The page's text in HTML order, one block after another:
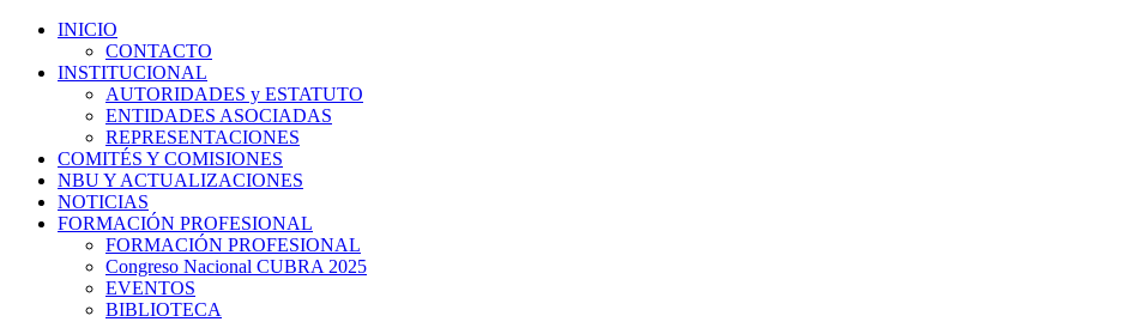
INICIO
CONTACTO
INSTITUCIONAL
AUTORIDADES y ESTATUTO
ENTIDADES ASOCIADAS
REPRESENTACIONES
COMITÉS Y COMISIONES
NBU Y ACTUALIZACIONES
NOTICIAS
FORMACIÓN PROFESIONAL
FORMACIÓN PROFESIONAL
Congreso Nacional CUBRA 2025
EVENTOS
BIBLIOTECA